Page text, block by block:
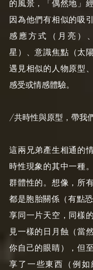
的風景，「偶然地」
因為他們有相似的吸
感應方式（月亮）
星）、意識焦點（太
遇見相似的人物原型
感受或情感體驗。
/共時性與原型，帶我
這兩兄弟產生相通的
時性現象的其中一種
群體性的。想像，所
都是胞胎關係（有點
享同一片天空，同樣
見一樣的日月蝕（當
你自己的眼睛），但
享了一些東西（例